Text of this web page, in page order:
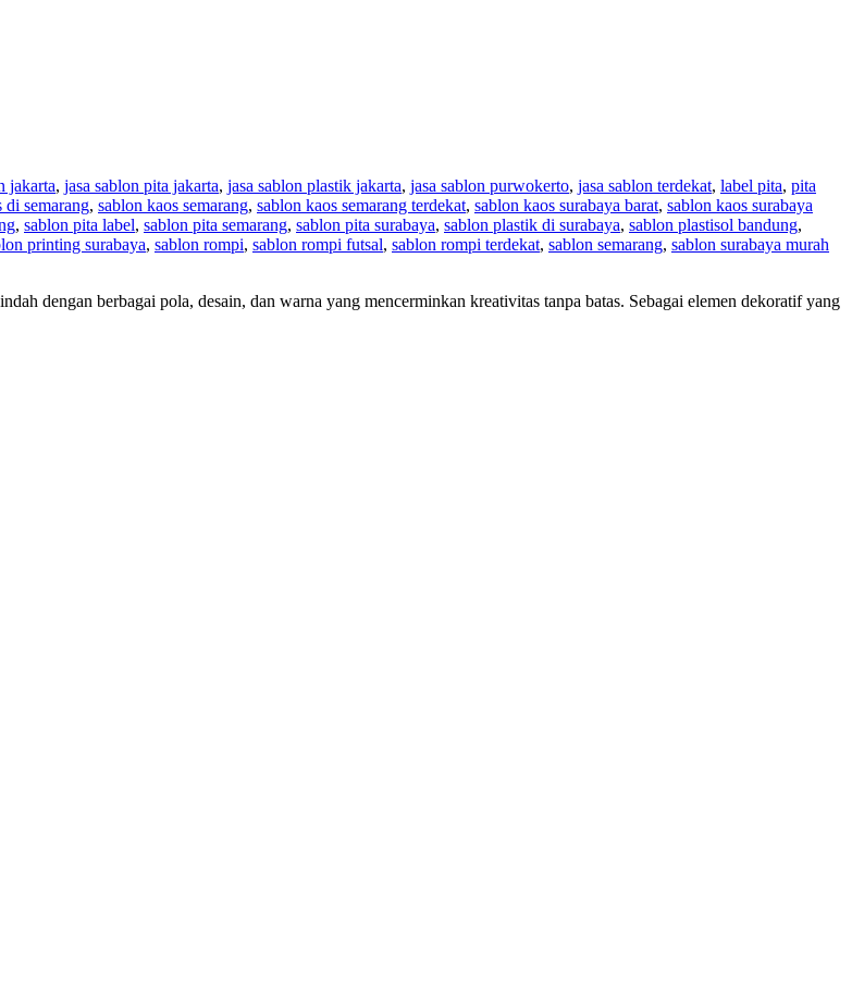
jakarta, jasa sablon pita jakarta, jasa sablon plastik jakarta, jasa sablon purwokerto, jasa sablon terdekat, label pita, pita
di semarang, sablon kaos semarang, sablon kaos semarang terdekat, sablon kaos surabaya barat, sablon kaos surabaya
, sablon pita label, sablon pita semarang, sablon pita surabaya, sablon plastik di surabaya, sablon plastisol bandung,
printing surabaya, sablon rompi, sablon rompi futsal, sablon rompi terdekat, sablon semarang, sablon surabaya murah
dengan berbagai pola, desain, dan warna yang mencerminkan kreativitas tanpa batas. Sebagai elemen dekoratif yang